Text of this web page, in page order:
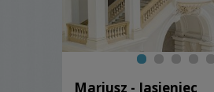
Mariusz - Jasieniec